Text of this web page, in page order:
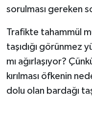
sorulması gereken
Trafikte tahammül
taşıdığı görünmez
mı ağırlaşıyor?
kırılması öfkenin
dolu olan bardağı